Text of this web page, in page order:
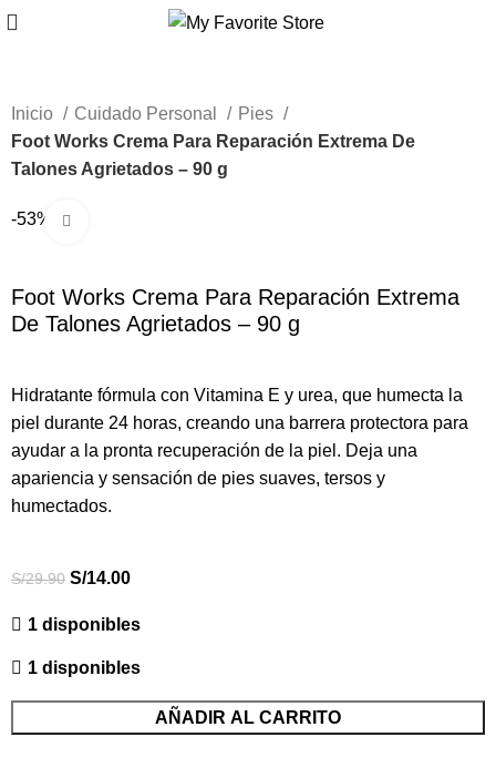
Inicio Cuidado Personal
Pies
Foot Works Crema Para Reparación Extrema De
Talones Agrietados – 90 g
-53%
Foot Works Crema Para Reparación Extrema
De Talones Agrietados – 90 g
Hidratante fórmula con Vitamina E y urea, que humecta la
piel durante 24 horas, creando una barrera protectora para
ayudar a la pronta recuperación de la piel. Deja una
apariencia y sensación de pies suaves, tersos y
humectados.
S/29.90 S/14.00
1 disponibles
1 disponibles
AÑADIR AL CARRITO